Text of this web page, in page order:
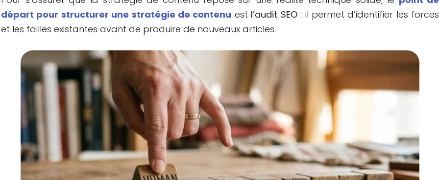
départ pour structurer une stratégie de contenu est l’audit SEO: il permet d’identifier les forces
et les failles existantes avant de produire de nouveaux articles.